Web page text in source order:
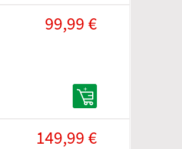
99,99 €
149,99 €